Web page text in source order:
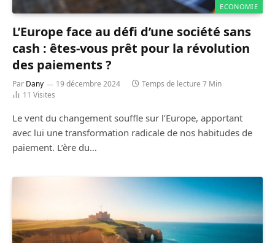
ECONOMIE
L’Europe face au défi d’une société sans
cash : êtes-vous prêt pour la révolution
des paiements ?
Par Dany 19 décembre 2024
Temps de lecture 7 Min
11 Visites
Le vent du changement souffle sur l’Europe, apportant
avec lui une transformation radicale de nos habitudes de
paiement. L’ère du…